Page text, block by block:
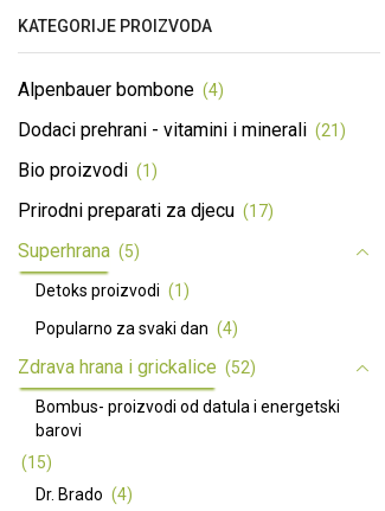
KATEGORIJE PROIZVODA
Alpenbauer bombone (4)
Dodaci prehrani - vitamini i minerali (21)
Bio proizvodi (1)
Prirodni preparati za djecu (17)
Superhrana (5)
Detoks proizvodi (1)
Popularno za svaki dan (4)
Zdrava hrana i grickalice (52)
Bombus- proizvodi od datula i energetski
barovi
(15)
Dr. Brado (4)